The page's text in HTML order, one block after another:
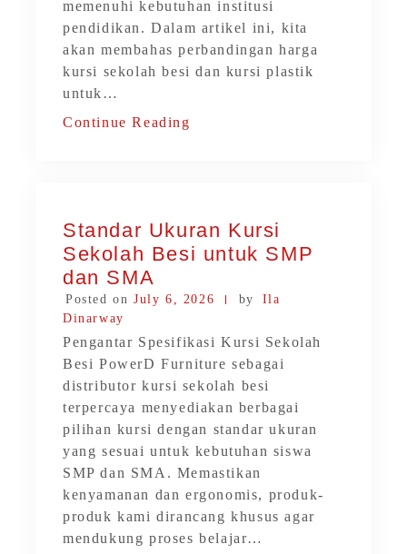
memenuhi kebutuhan institusi
pendidikan. Dalam artikel ini, kita
akan membahas perbandingan harga
kursi sekolah besi dan kursi plastik
untuk…
Continue Reading
Standar Ukuran Kursi
Sekolah Besi untuk SMP
dan SMA
Posted on July 6, 2026 by
Ila
Dinarway
Pengantar Spesifikasi Kursi Sekolah
Besi PowerD Furniture sebagai
distributor kursi sekolah besi
terpercaya menyediakan berbagai
pilihan kursi dengan standar ukuran
yang sesuai untuk kebutuhan siswa
SMP dan SMA. Memastikan
kenyamanan dan ergonomis, produk-
produk kami dirancang khusus agar
mendukung proses belajar…